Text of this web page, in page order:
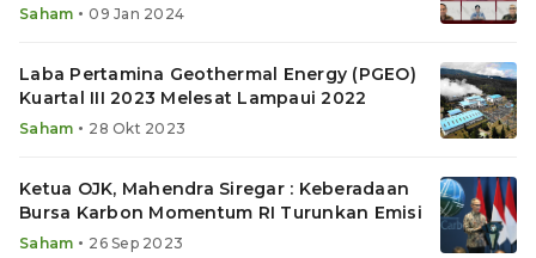
Saham • 09 Jan 2024
Laba Pertamina Geothermal Energy (PGEO)
Kuartal III 2023 Melesat Lampaui 2022
Saham • 28 Okt 2023
Ketua OJK, Mahendra Siregar : Keberadaan
Bursa Karbon Momentum RI Turunkan Emisi
Saham • 26 Sep 2023